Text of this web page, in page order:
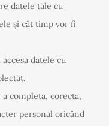
datele tale cu
și cât timp vor fi
datele cu
completa, corecta,
personal oricând